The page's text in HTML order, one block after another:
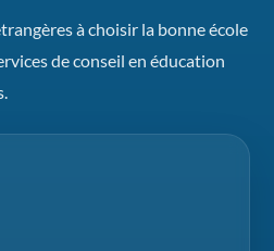
à choisir la bonne école
de conseil en éducation